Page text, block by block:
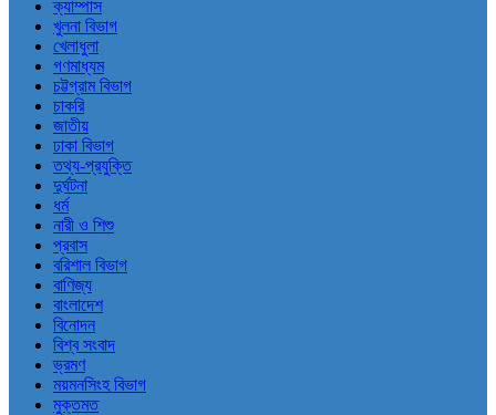
ক্যাম্পাস
খুলনা বিভাগ
খেলাধুলা
গণমাধ্যম
চট্টগ্রাম বিভাগ
চাকরি
জাতীয়
ঢাকা বিভাগ
তথ্য-প্রযুক্তি
দুর্ঘটনা
ধর্ম
নারী ও শিশু
প্রবাস
বরিশাল বিভাগ
বাণিজ্য
বাংলাদেশ
বিনোদন
বিশ্ব সংবাদ
ভ্রমণ
ময়মনসিংহ বিভাগ
মুক্তমত